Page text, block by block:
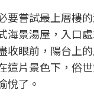
要嘗試最上層樓
海景湯屋，入口
收眼前，陽台上
這片景色下，俗
悅了。